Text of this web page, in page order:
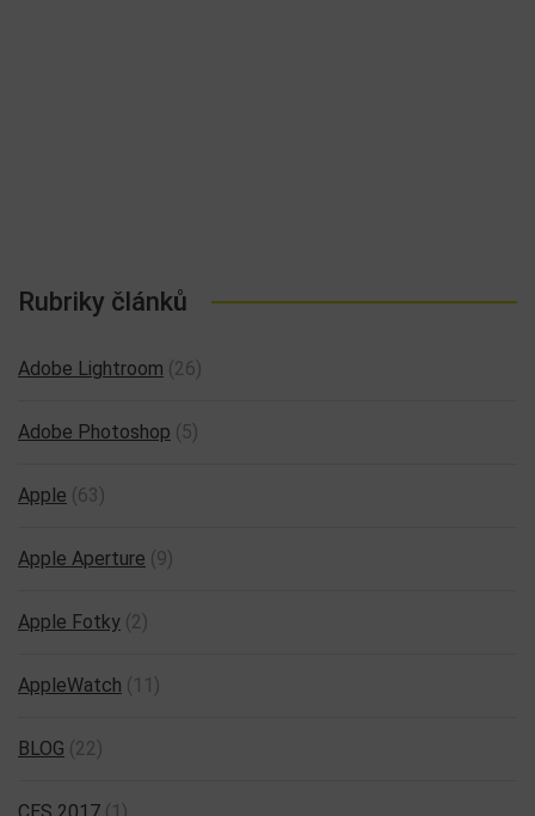
Rubriky článků
Adobe Lightroom (26)
Adobe Photoshop (5)
Apple (63)
Apple Aperture (9)
Apple Fotky (2)
AppleWatch (11)
BLOG (22)